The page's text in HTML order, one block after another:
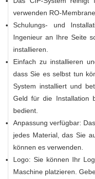
verwenden RO-
Schulungs- und
Ingenieur an Ihre Seite
installieren.
Einfach zu installieren
dass Sie es selbst tun
System installiert und
Geld für die Installation
bedient.
Anpassung verfügbar:
jedes Material, das Sie
können es verwenden.
Logo: Sie können Ihr
Maschine platzieren.